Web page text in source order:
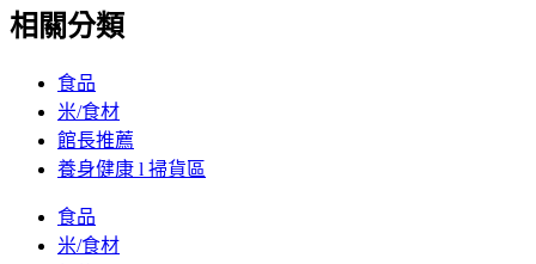
相關分類
食品
米/食材
館長推薦
養身健康 l 掃貨區
食品
米/食材